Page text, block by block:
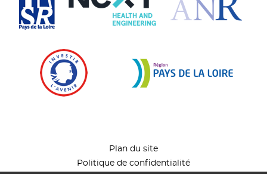
Plan du site
Politique de confidentialité